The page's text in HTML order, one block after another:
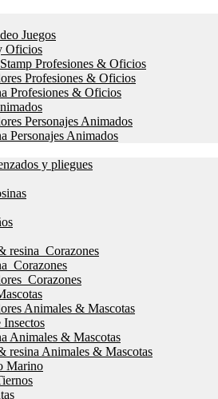
Juegos
Oficios
Profesiones & Oficios
Profesiones & Oficios
Profesiones & Oficios
Personajes Animados
Personajes Animados
y pliegues
resina Corazones
Corazones
Corazones
Animales & Mascotas
Insectos
Animales & Mascotas
resina Animales & Mascotas
Marino